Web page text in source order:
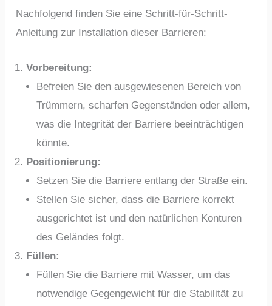
Nachfolgend finden Sie eine Schritt-für-Schritt-
Anleitung zur Installation dieser Barrieren:
Vorbereitung:
Befreien Sie den ausgewiesenen Bereich von
Trümmern, scharfen Gegenständen oder allem,
was die Integrität der Barriere beeinträchtigen
könnte.
Positionierung:
Setzen Sie die Barriere entlang der Straße ein.
Stellen Sie sicher, dass die Barriere korrekt
ausgerichtet ist und den natürlichen Konturen
des Geländes folgt.
Füllen:
Füllen Sie die Barriere mit Wasser, um das
notwendige Gegengewicht für die Stabilität zu